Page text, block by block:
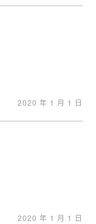
2020 年 1 月 1 日
2020 年 1 月 1 日